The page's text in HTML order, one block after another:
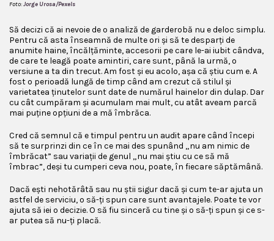
Foto:Jorge Urosa/Pexels
Să decizi că ai nevoie de o analiză de garderobă nu e deloc simplu.
Pentru că asta înseamnă de multe ori și să te desparți de
anumite haine, încălțăminte, accesorii pe care le-ai iubit cândva,
de care te leagă poate amintiri, care sunt, până la urmă, o
versiune a ta din trecut. Am fost și eu acolo, așa că știu cum e. A
fost o perioadă lungă de timp când am crezut că stilul și
varietatea ținutelor sunt date de numărul hainelor din dulap. Dar
cu cât cumpăram și acumulam mai mult, cu atât aveam parcă
mai puține opțiuni de a mă îmbrăca.
Cred că semnul că e timpul pentru un audit apare când începi
să te surprinzi din ce în ce mai des spunând „nu am nimic de
îmbrăcat” sau variații de genul „nu mai știu cu ce să mă
îmbrac”, deși tu cumperi ceva nou, poate, în fiecare săptămână.
Dacă ești nehotărâtă sau nu știi sigur dacă și cum te-ar ajuta un
astfel de serviciu, o să-ți spun care sunt avantajele. Poate te vor
ajuta să iei o decizie. O să fiu sinceră cu tine și o să-ți spun și ce s-
ar putea să nu-ți placă.